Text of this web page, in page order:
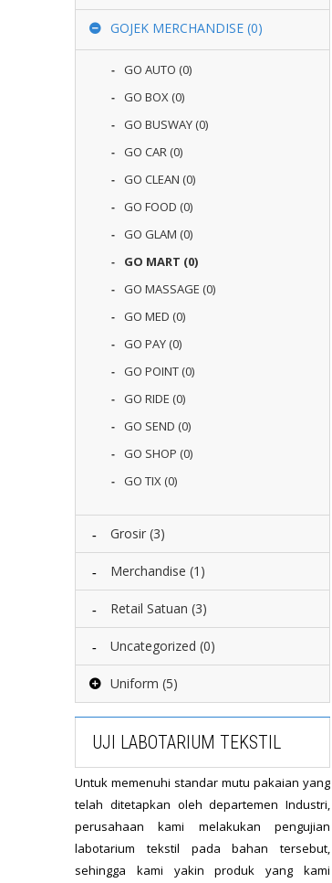
GOJEK MERCHANDISE (0)
GO AUTO (0)
GO BOX(0)
GO BUSWAY(0)
GO CAR(0)
GO CLEAN (0)
GO FOOD (0)
GO GLAM (0)
GO MART (0)
GO MASSAGE (0)
GO MED (0)
GO PAY(0)
GO POINT(0)
GO RIDE (0)
GO SEND (0)
GO SHOP (0)
GO TIX(0)
Grosir (3)
Merchandise (1)
Retail Satuan (3)
Uncategorized (0)
Uniform (5)
UJI LABOTARIUM TEKSTIL
Untuk memenuhi standar mutu pakaian yang
telah ditetapkan oleh departemen Industri,
perusahaan kami melakukan pengujian
labotarium tekstil pada bahan tersebut,
sehingga kami yakin produk yang kami